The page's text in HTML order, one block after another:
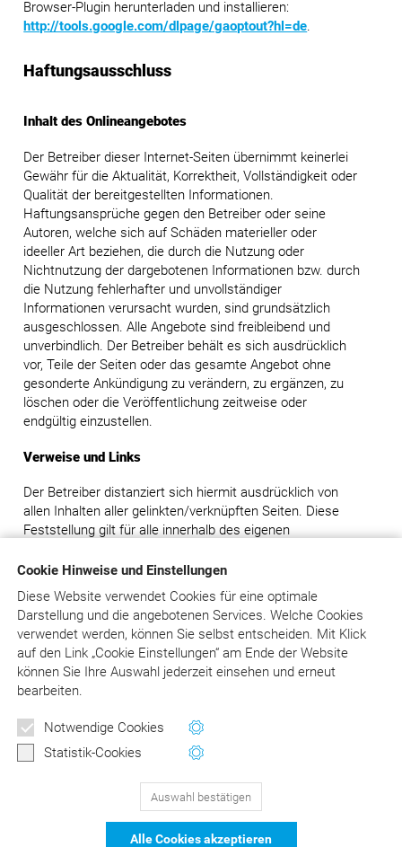
Cookie Hinweise und Einstellungen
Diese Website verwendet Cookies für eine optimale
Darstellung und die angebotenen Services. Welche Cookies
verwendet werden, können Sie selbst entscheiden. Mit Klick
aufden Link „Cookie Einstellungen“ am Ende der Website
können Sie Ihre Auswahl jederzeit einsehen und erneut
bearbeiten.
Notwendige Cookies
Statistik-Cookies
Auswahl bestätigen
Alle Cookies akzeptieren
Browser-Plugin herunterladen und installieren:
http://tools.google.com/dlpage/gaoptout?hl=de.
Haftungsausschluss
Inhalt des Onlineangebotes
Der Betreiber dieser Internet-Seiten übernimmt keinerlei
Gewähr für die Aktualität, Korrektheit, Vollständigkeit oder
Qualität der bereitgestellten Informationen.
Haftungsansprüche gegen den Betreiber oder seine
Autoren, welche sich auf Schäden materieller oder
ideeller Art beziehen, die durch die Nutzung oder
Nichtnutzung der dargebotenen Informationen bzw. durch
die Nutzung fehlerhafter und unvollständiger
Informationen verursacht wurden, sind grundsätzlich
ausgeschlossen. Alle Angebote sind freibleibend und
unverbindlich. Der Betreiber behält es sich ausdrücklich
vor, Teile der Seiten oder das gesamte Angebot ohne
gesonderte Ankündigung zu verändern, zu ergänzen, zu
löschen oder die Veröffentlichung zeitweise oder
endgültig einzustellen.
Verweise und Links
Der Betreiber distanziert sich hiermit ausdrücklich von
allen Inhalten aller gelinkten/verknüpften Seiten. Diese
Feststellung gilt für alle innerhalb des eigenen
Dieser Haftungsausschluss ist als Teil des gesamten
Internetangebotes des Betreibers zu betrachten. Sofern
Teile oder einzelne Formulierungen dieses Textes der
geltenden Rechtslage nicht, nicht mehr oder nicht
vollständig entsprechen sollten, bleiben die übrigen Teile
des Dokumentes in ihrem Inhalt und ihrer Gültigkeit davon
unberührt.
Newsletter
Wertvolle Tipps und Hinweise
Jetzt anmelden